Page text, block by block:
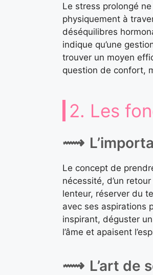
Le stress prolongé
physiquement à
déséquilibres
indique qu’une
trouver un moyen
question de confort,
2. Les
Le concept de
nécessité, d’un
lenteur, réserver du
avec ses aspirations
inspirant, déguster
l’âme et apaisent
L’art de